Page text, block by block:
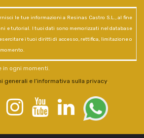
le tue informazioni a Resinas Castro S.L., al fine
e tutorial. I tuoi dati sono memorizzati nel database
i tuoi diritti di accesso, rettifica, limitazione o
in ogni momenti.
generali e l’informativa sulla privacy.